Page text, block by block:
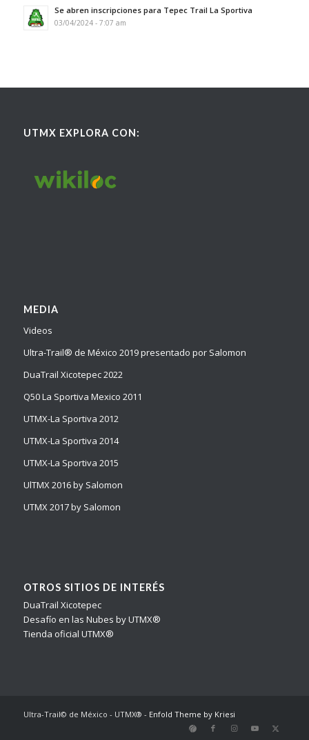
Se abren inscripciones para Tepec Trail La Sportiva
03/04/2024 - 7:07 am
UTMX EXPLORA CON:
MEDIA
Videos
Ultra-Trail® de México 2019 presentado por Salomon
DuaTrail Xicotepec 2022
Q50 La Sportiva Mexico 2011
UTMX-La Sportiva 2012
UTMX-La Sportiva 2014
UTMX-La Sportiva 2015
UlTMX 2016 by Salomon
UTMX 2017 by Salomon
OTROS SITIOS DE INTERÉS
DuaTrail Xicotepec
Desafío en las Nubes by UTMX®
Tienda oficial UTMX®
Ultra-Trail© de México - UTMX® - Enfold Theme by Kriesi